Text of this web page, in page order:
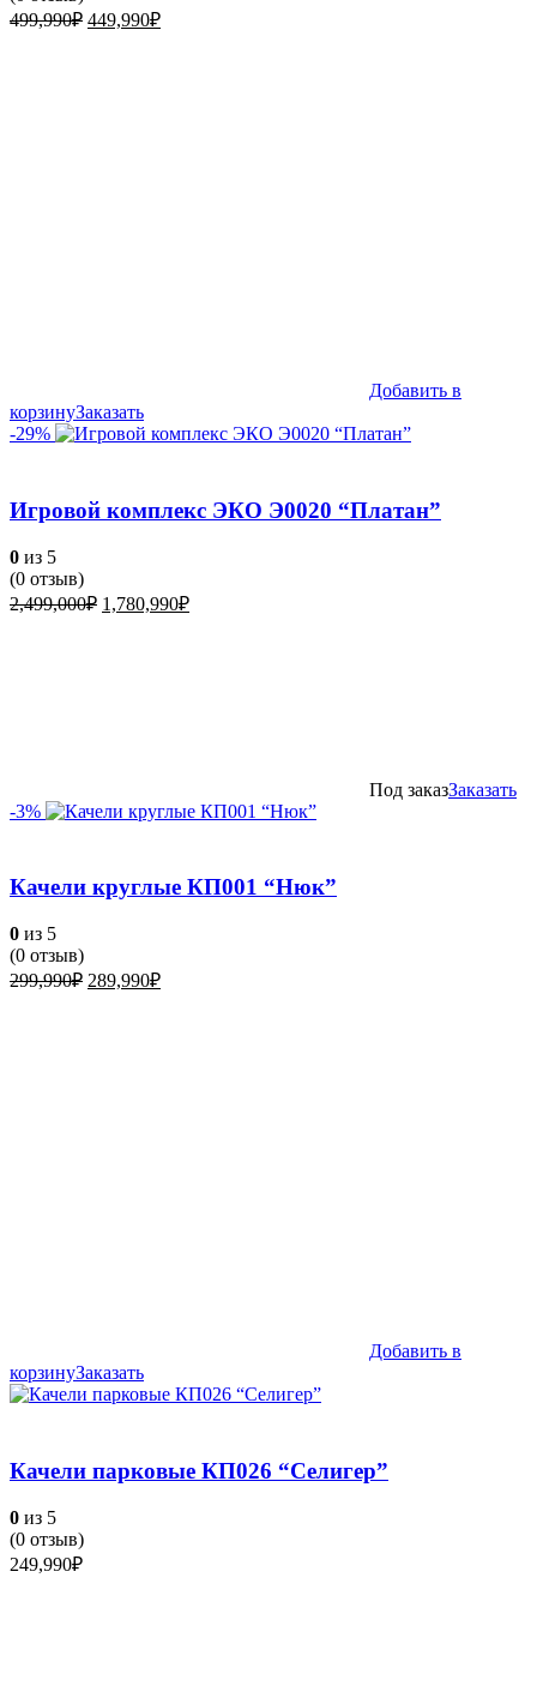
499,990₽ Первоначальная
449,990₽Текущая
Добавить в
корзинуЗаказать
-29%
Игровой комплекс ЭКО Э0020 “Платан”
0 из 5
(0 отзыв)
2,499,000₽ Первоначальная
1,780,990₽Текущая
Под заказЗаказать
-3%
Качели круглые КП001 “Нюк”
0 из 5
(0 отзыв)
299,990₽ Первоначальная
289,990₽Текущая
Добавить в
корзинуЗаказать
Качели парковые КП026 “Селигер”
0 из 5
(0 отзыв)
249,990₽